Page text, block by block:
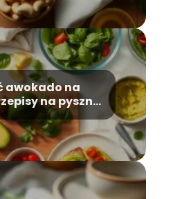
awokado na
na pyszne